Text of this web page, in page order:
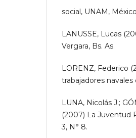
social, UNAM,
LANUSSE, Lucas
Vergara, Bs. As.
LORENZ, Federico
trabajadores
LUNA, Nicolás J.;
(2007) La Juventud
3, N° 8.